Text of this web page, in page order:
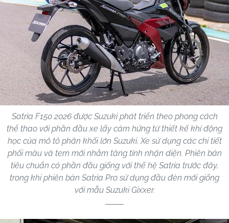
Satria F150 2026 được Suzuki phát triển theo phong cách
thể thao với phần đầu xe lấy cảm hứng từ thiết kế khí động
học của mô tô phân khối lớn Suzuki. Xe sử dụng các chi tiết
phối màu và tem mới nhằm tăng tính nhận diện. Phiên bản
tiêu chuẩn có phần đầu giống với thế hệ Satria trước đây,
trong khi phiên bản Satria Pro sử dụng đầu đèn mới giống
với mẫu Suzuki Gixxer.